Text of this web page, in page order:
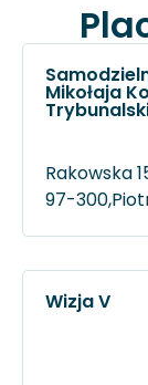
Mikołaja
Rakowska
97-300,
Wizja V